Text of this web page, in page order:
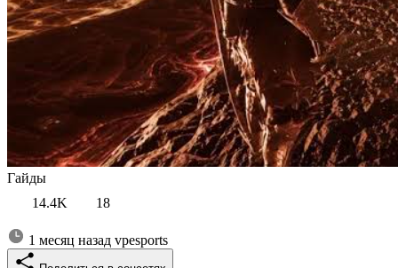
Гайды
14.4K
18
1 месяц назад vpesports